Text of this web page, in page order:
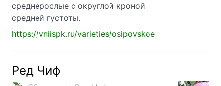
среднерослые с округлой кроной
средней густоты.
https://vniispk.ru/varieties/osipovskoe
Ред Чиф